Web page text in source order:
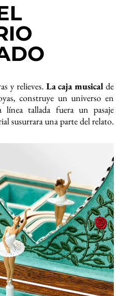
y relieves. La caja musical de
construye un universo en
tallada fuera un pasaje
susurrara una parte del relato.